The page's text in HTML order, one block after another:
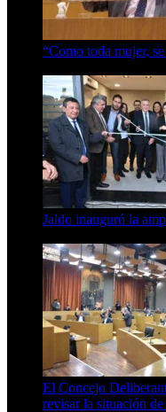
“Como toda mujer,
Jaldo inauguró la
El Concejo
revisar la situación